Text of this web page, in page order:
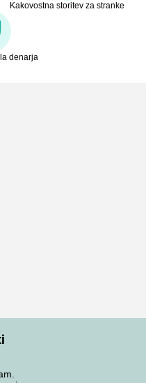
Kakovostna storitev za stranke
denarja